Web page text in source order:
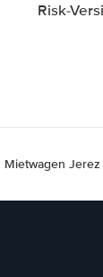
Risk-
Mietwagen